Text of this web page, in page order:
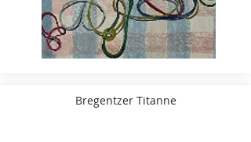
Bregentzer Titanne